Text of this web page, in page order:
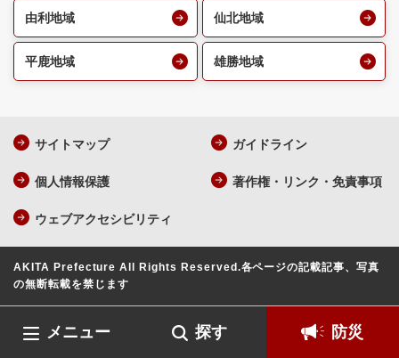
メニュー 探す 防災
由利地域 仙北地域
平鹿地域 雄勝地域
サイトマップ ガイドライン
個人情報保護 著作権・リンク・免責事項
ウェブアクセシビリティ
AKITA Prefecture All Rights Reserved.各ページの記載記事、写真
の無断転載を禁じます